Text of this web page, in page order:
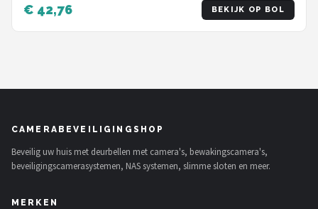
€ 42,76 BEKIJK OP BOL
CAMERABEVEILIGINGSHOP
Beveilig uw huis met deurbellen met camera's, bewakingscamera's,
beveiligingscamerasystemen, NAS systemen, slimme sloten en meer.
MERKEN